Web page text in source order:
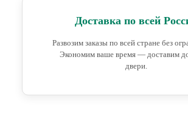
Доставка по всей
Развозим заказы по всей стране без
Экономим ваше время — доставим
двери.